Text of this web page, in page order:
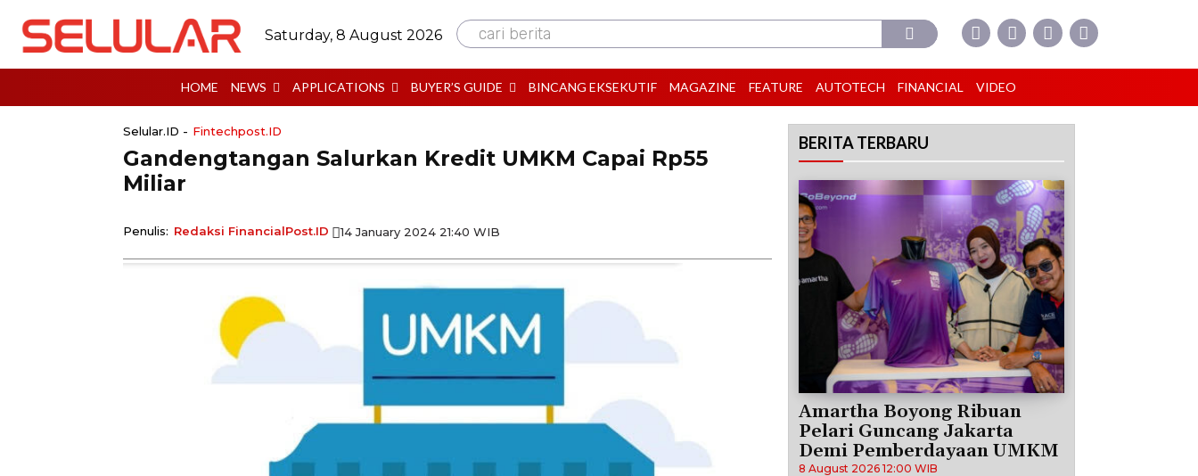
Saturday, 8 August 2026 cari berita
HOME NEWS APPLICATIONS BUYER’S GUIDE BINCANG EKSEKUTIF MAGAZINE FEATURE AUTOTECH FINANCIAL VIDEO
Selular.ID - Fintechpost.ID
Gandengtangan Salurkan Kredit UMKM Capai Rp55
Miliar
Penulis: Redaksi FinancialPost.ID 14 January 2024 21:40 WIB
BERITA TERBARU
Amartha Boyong Ribuan
Pelari Guncang Jakarta
Demi Pemberdayaan UMKM
8 August 2026 12:00 WIB